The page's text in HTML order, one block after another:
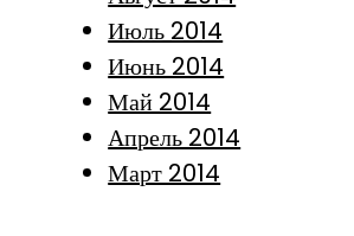
Июль 2014
Июнь 2014
Май 2014
Апрель 2014
Март 2014